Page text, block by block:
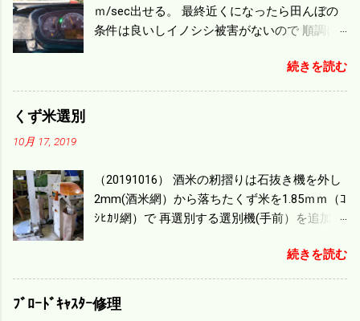
ｍ/sec出せる。 最終近くになったら田んぼの
条件は良いしイノシシ被害がないので 順調に
ｍ/min、4.32ｋｍ/hrになり 幅は約2ｍだから
0.864/haの作業能力がある。 実際は回転した
機の容量、籾摺りの能力などのバランスの問
題で 今の機種で満足している。 というより買
った時はまだ耕作面積が少なく手が出せ 無か
のがある。キャビン付きだから一度は乗って
みたいと思う。 町内では5条刈りの100㎰で作
業する人がいる。 秋作業は儲かるというのが
続きを読む
くず米選別
10月 17, 2019
（20191016） 酒米の籾摺りは石抜き機を外し
2mm(酒米網）から落ちたくず米を1.85ｍｍ（ｺ
ｼﾋｶﾘ網）で 再選別する選別機(手前）を追加す
ず米より2倍近い値段になる。 後で選別するの
には手間がかかるので 一度に選別するやり方
を随分前からこの方式にした。 今年は酒米30
㎏を40袋したところで未熟が3袋出る。 1.85ｍ
続きを読む
ﾌﾞﾛｰﾄﾞｷｬｽﾀｰ修理